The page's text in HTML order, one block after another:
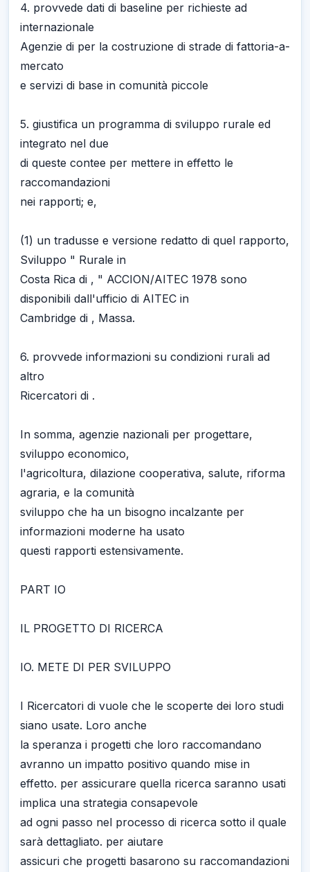
4. provvede dati di baseline per richieste ad
internazionale
Agenzie di per la costruzione di strade di fattoria-a-
mercato
e servizi di base in comunità piccole
5. giustifica un programma di sviluppo rurale ed
integrato nel due
di queste contee per mettere in effetto le
raccomandazioni
nei rapporti; e,
(1) un tradusse e versione redatto di quel rapporto,
Sviluppo " Rurale in
Costa Rica di , " ACCION/AITEC 1978 sono
disponibili dall'ufficio di AITEC in
Cambridge di , Massa.
6. provvede informazioni su condizioni rurali ad
altro
Ricercatori di .
In somma, agenzie nazionali per progettare,
sviluppo economico,
l'agricoltura, dilazione cooperativa, salute, riforma
agraria, e la comunità
sviluppo che ha un bisogno incalzante per
informazioni moderne ha usato
questi rapporti estensivamente.
PART IO
IL PROGETTO DI RICERCA
IO. METE DI PER SVILUPPO
I Ricercatori di vuole che le scoperte dei loro studi
siano usate. Loro anche
la speranza i progetti che loro raccomandano
avranno un impatto positivo quando mise in
effetto. per assicurare quella ricerca saranno usati
implica una strategia consapevole
ad ogni passo nel processo di ricerca sotto il quale
sarà dettagliato. per aiutare
assicuri che progetti basarono su raccomandazioni